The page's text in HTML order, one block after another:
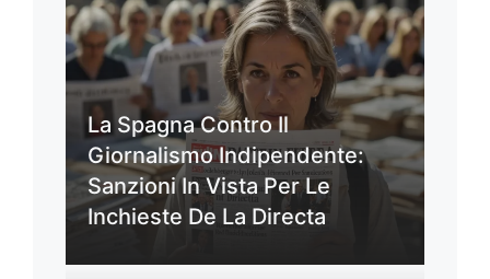
La Spagna Contro Il
Giornalismo Indipendente:
Sanzioni In Vista Per Le
Inchieste De La Directa